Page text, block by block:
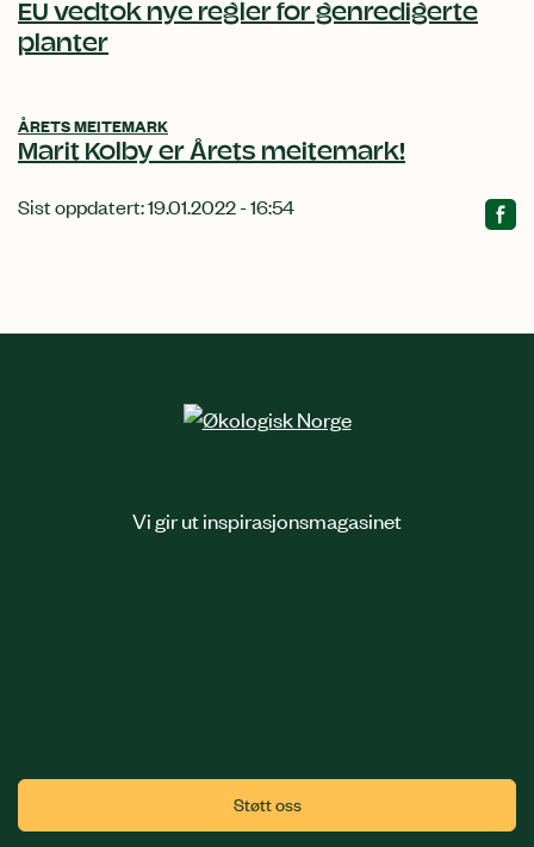
EU vedtok nye regler for genredigerte
planter
ÅRETS MEITEMARK
Marit Kolby er Årets meitemark!
Sist oppdatert: 19.01.2022 - 16:54
Vi gir ut inspirasjonsmagasinet
Støtt oss